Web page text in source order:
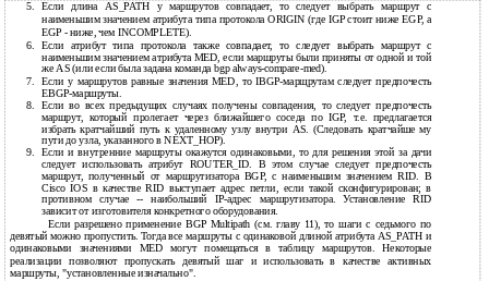
5.
Если длина AS_PATH у маршрутов совпадает, то следует выбрать маршрут с
наименьшим значением атрибута типа протокола ORIGIN (где IGP стоит ниже EGP, a
EGP - ниже, чем INCOMPLETE).
6.
Если атрибут типа протокола также совпадает, то следует выбрать маршрут с
наименьшим значением атрибута MED, если маршруты были приняты от одной и той
же AS (или если была задана команда bgpalways-compare-med).
7.
Если у маршрутов равные значения MED, тоIBGP-марщрутам следует предпочесть
EBGP-маршруты.
8. Если во всех предыдущих случаях получены совпадения, то следует предпочесть
маршрут, который пролегает через ближайшего соседа по IGP, т.е. предлагается
избрать кратчайший путь к удаленному узлу внутри AS. (Следовать кратчайше му
пути до узла, указанного в NEXT_HOP).
9.
Если и внутренние маршруты окажутся одинаковыми, то для решения этой за дачи
следует использовать атрибут ROUTER_ID. В этом случае следует предпочесть
маршрут, полученный от маршрутизатора BGP, с наименьшим значением RID. В
Cisco IOS в качестве RID выступает адрес петли, если такой сконфигурирован; в
противном случае-- наибольший IP-адрес маршрутизатора. Установление RID
зависит от изготовителя конкретного оборудования.
Если разрешено применение BGP Multipath (см. главу 11), то шаги с седьмого по
девятый можно пропустить. Тогда все маршруты с одинаковой длиной атрибута AS_PATH и
одинаковыми значениями MED могут помещаться в таблицу маршрутов. Некоторые
реализации позволяют пропускать девятый шаг и использовать в качестве активных
маршруты, "установленные изначально".